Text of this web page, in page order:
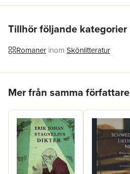
ISBN
Tillhör följande kategorier
Romaner inom Skönlitteratur
Mer från samma författare